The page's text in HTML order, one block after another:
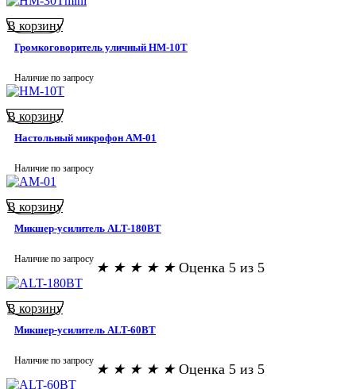
В корзину
Громкоговоритель уличный HM-10T
Наличие по запросу
В корзину
Настольный микрофон AM-01
Наличие по запросу
В корзину
Микшер-усилитель ALT-180BT
Наличие по запросу
★ ★ ★ ★ ★ Оценка 5 из 5
В корзину
Микшер-усилитель ALT-60BT
Наличие по запросу
★ ★ ★ ★ ★ Оценка 5 из 5